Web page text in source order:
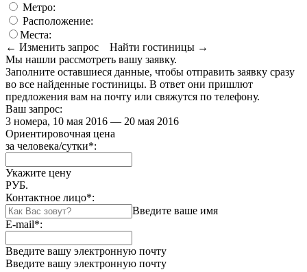
Метро:
Расположение:
Места:
← Изменить запрос
Найти гостиницы →
Мы нашли рассмотреть вашу заявку.
Заполните оставшиеся данные, чтобы отправить заявку сразу
во все найденные гостиницы. В ответ они пришлют
предложения вам на почту или свяжутся по телефону.
Ваш запрос:
3 номера, 10 мая 2016 — 20 мая 2016
Ориентировочная цена
за человека/сутки*:
Укажите цену
РУБ.
Контактное лицо*:
Введите ваше имя
E-mail*:
Введите вашу электронную почту
Введите вашу электронную почту